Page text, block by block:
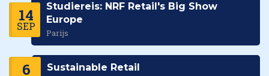
14
SEP
Studiereis: NRF Retail's Big Show
Europe
Parijs
6 Sustainable Retail